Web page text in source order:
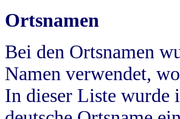
Ortsnamen
Bei den Ortsnamen
Namen verwendet,
In dieser Liste wurde